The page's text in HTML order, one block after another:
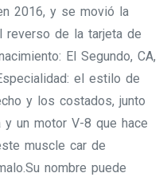
2016, y se movió la
reverso de la tarjeta de
El Segundo, CA,
el estilo de
y los costados, junto
y un motor V-8 que hace
muscle car de
nombre puede